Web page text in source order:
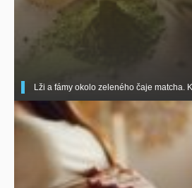
Lži a fámy okolo zeleného čaje matcha.